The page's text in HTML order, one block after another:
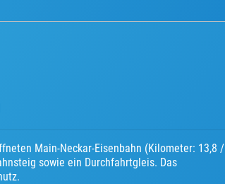
Main-Neckar-Eisenbahn (Kilometer: 13,8 /
sowie ein Durchfahrtgleis. Das